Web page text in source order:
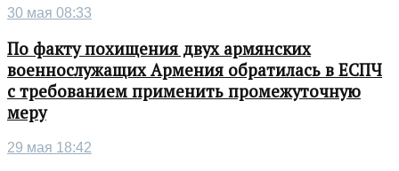
30 мая 08:33
По факту похищения двух армянских
военнослужащих Армения обратилась в ЕСПЧ
с требованием применить промежуточную
меру
29 мая 18:42